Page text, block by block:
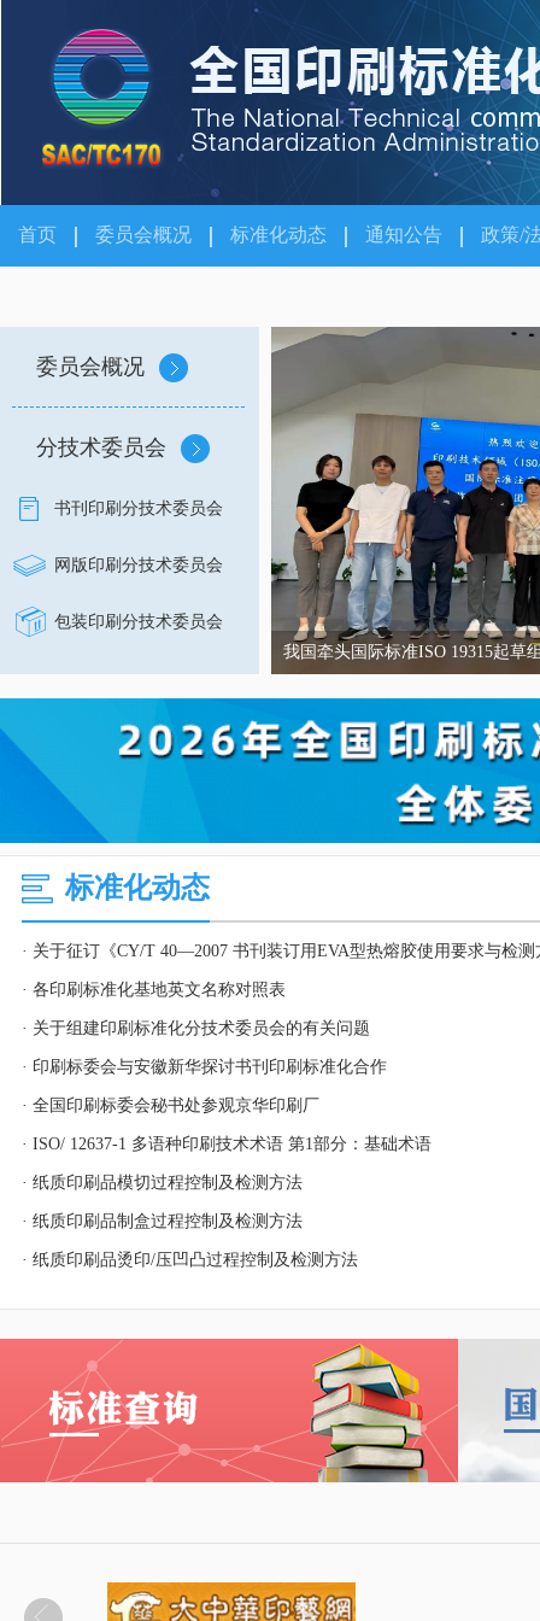
首页 委员会概况 标准化动态 通知公告 政策/
委员会概况
分技术委员会
书刊印刷分技术委员会
网版印刷分技术委员会
包装印刷分技术委员会
我国牵头国际标准ISO 19315起草
利召开
标准化动态
· 各印刷标准化基地英文名称对照表
· 关于组建印刷标准化分技术委员会的有关问题
· 印刷标委会与安徽新华探讨书刊印刷标准化合作
· 全国印刷标委会秘书处参观京华印刷厂
· ISO/ 12637-1 多语种印刷技术术语 第1部分：基础术语
· 纸质印刷品模切过程控制及检测方法
· 纸质印刷品制盒过程控制及检测方法
· 纸质印刷品烫印/压凹凸过程控制及检测方法